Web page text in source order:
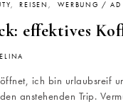
REISEN WERBUNG / AD
effektives
ELINA
ich bin urlaubsreif
anstehenden Trip.